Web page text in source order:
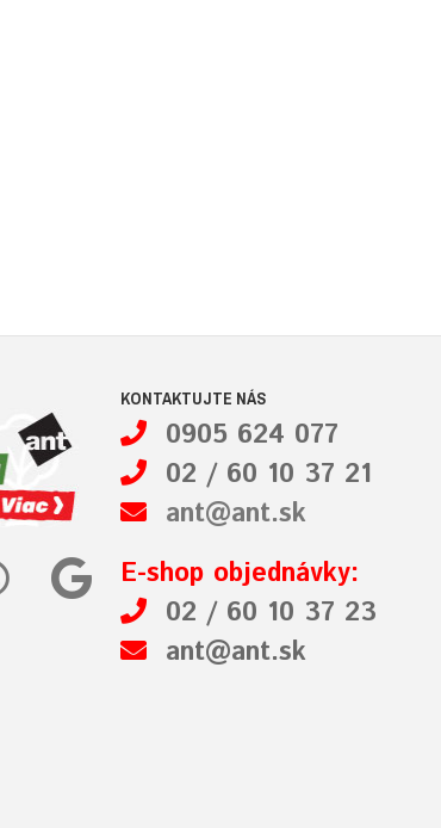
KONTAKTUJTE NÁS
0905 624 077
02 / 60 10 37 21
ant@ant.sk
E-shop objednávky:
02 / 60 10 37 23
ant@ant.sk